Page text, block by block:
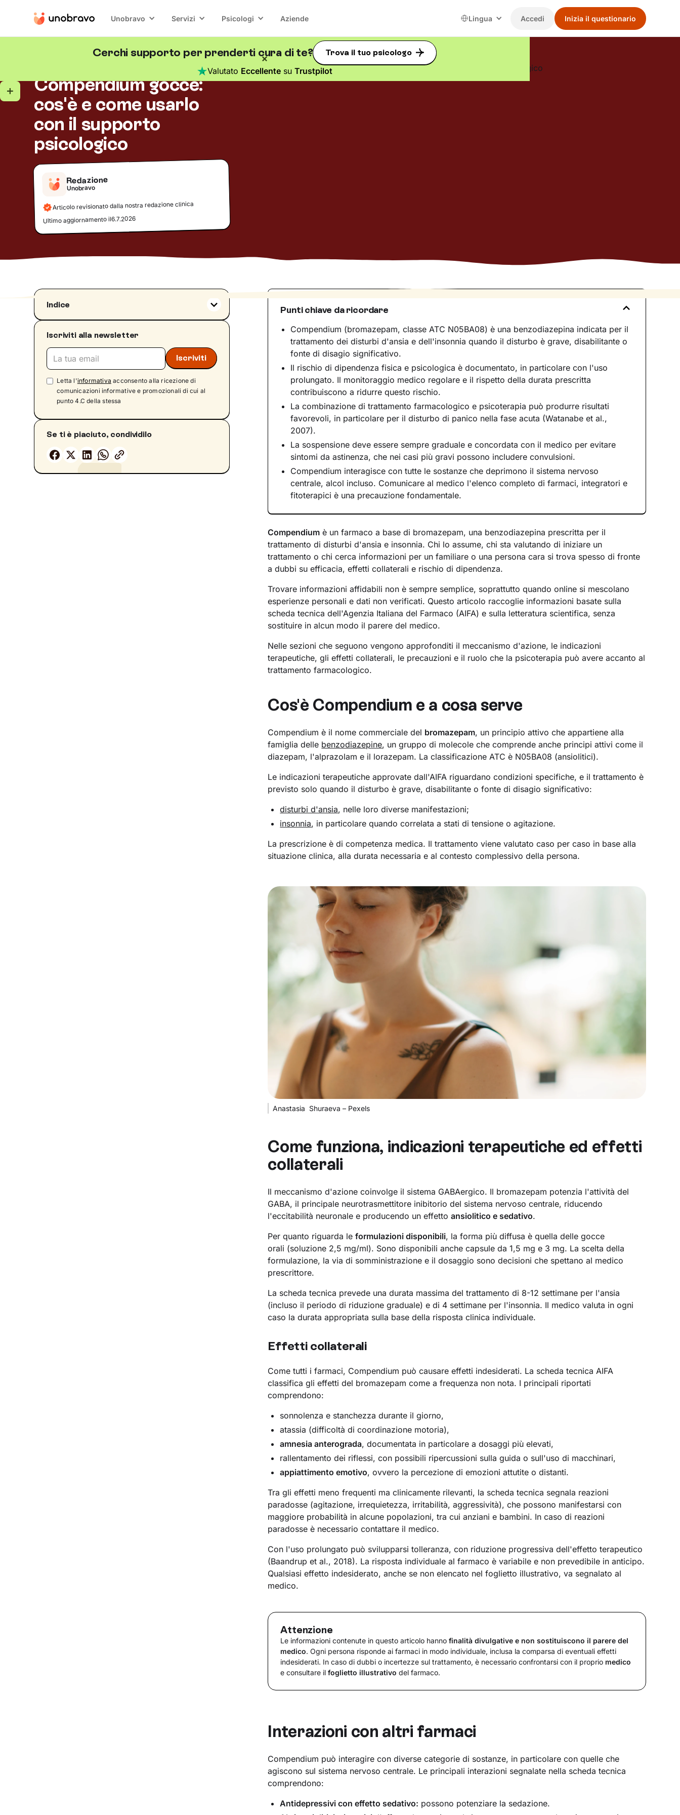
Unobravo Servizi Psicologi Aziende Lingua Accedi Inizia il questionario
Cerchi supporto per prenderti cura di te? Trova il tuo psicologo
Valutato Eccellentesu Trustpilot
Compendium gocce:
cos'è e come usarlo
con il supporto
psicologico
Redazione
Unobravo
Articolo revisionato dalla nostra redazione clinica
Ultimo aggiornamento il6.7.2026
Indice
Cos'è Compendium e a cosa serve
Come funziona, indicazioni terapeutiche ed
effetti collaterali
Effetti collaterali
Avvertenze e precauzioni d'uso
Compendium e psicoterapia: due strumenti
Iscriviti alla newsletter
Letta l'informativa acconsento alla ricezione di
comunicazioni informative e promozionali di cui al
punto 4.C della stessa
Se ti è piaciuto, condividilo
Punti chiave da ricordare
Compendium (bromazepam, classe ATC N05BA08) è una benzodiazepina indicata per il
trattamento dei disturbi d'ansia e dell'insonnia quando il disturbo è grave, disabilitante o
fonte di disagio significativo.
Il rischio di dipendenza fisica e psicologica è documentato, in particolare con l'uso
prolungato. Il monitoraggio medico regolare e il rispetto della durata prescritta
contribuiscono a ridurre questo rischio.
La combinazione di trattamento farmacologico e psicoterapia può produrre risultati
favorevoli, in particolare per il disturbo di panico nella fase acuta (Watanabe et al.,
2007).
La sospensione deve essere sempre graduale e concordata con il medico per evitare
sintomi da astinenza, che nei casi più gravi possono includere convulsioni.
Compendium interagisce con tutte le sostanze che deprimono il sistema nervoso
centrale, alcol incluso. Comunicare al medico l'elenco completo di farmaci, integratori e
fitoterapici è una precauzione fondamentale.
Compendium è un farmaco a base di bromazepam, una benzodiazepina prescritta per il
trattamento di disturbi d'ansia e insonnia. Chi lo assume, chi sta valutando di iniziare un
trattamento o chi cerca informazioni per un familiare o una persona cara si trova spesso di fronte
a dubbi su efficacia, effetti collaterali e rischio di dipendenza.
Trovare informazioni affidabili non è sempre semplice, soprattutto quando online si mescolano
esperienze personali e dati non verificati. Questo articolo raccoglie informazioni basate sulla
scheda tecnica dell'Agenzia Italiana del Farmaco (AIFA) e sulla letteratura scientifica, senza
sostituire in alcun modo il parere del medico.
Nelle sezioni che seguono vengono approfonditi il meccanismo d'azione, le indicazioni
terapeutiche, gli effetti collaterali, le precauzioni e il ruolo che la psicoterapia può avere accanto al
trattamento farmacologico.
Cos'è Compendium e a cosa serve
Compendium è il nome commerciale del bromazepam, un principio attivo che appartiene alla
famiglia delle benzodiazepine, un gruppo di molecole che comprende anche principi attivi come il
diazepam, l'alprazolam e il lorazepam. La classificazione ATC è N05BA08 (ansiolitici).
Le indicazioni terapeutiche approvate dall'AIFA riguardano condizioni specifiche, e il trattamento è
previsto solo quando il disturbo è grave, disabilitante o fonte di disagio significativo:
disturbi d'ansia, nelle loro diverse manifestazioni;
insonnia, in particolare quando correlata a stati di tensione o agitazione.
La prescrizione è di competenza medica. Il trattamento viene valutato caso per caso in base alla
situazione clinica, alla durata necessaria e al contesto complessivo della persona.
Anastasia Shuraeva – Pexels
Come funziona, indicazioni terapeutiche ed effetti
collaterali
Il meccanismo d'azione coinvolge il sistema GABAergico. Il bromazepam potenzia l'attività del
GABA, il principale neurotrasmettitore inibitorio del sistema nervoso centrale, riducendo
l'eccitabilità neuronale e producendo un effettoansiolitico e sedativo.
Per quanto riguarda leformulazioni disponibili, la forma più diffusa è quella delle gocce
orali (soluzione 2,5 mg/ml). Sono disponibili anche capsule da 1,5 mg e 3 mg. La scelta della
formulazione, la via di somministrazione e il dosaggio sono decisioni che spettano al medico
prescrittore.
La scheda tecnica prevede una durata massima del trattamento di 8-12 settimane per l'ansia
(incluso il periodo di riduzione graduale) e di 4 settimane per l'insonnia. Il medico valuta in ogni
caso la durata appropriata sulla base della risposta clinica individuale.
Effetti collaterali
Come tutti i farmaci, Compendium può causare effetti indesiderati. La scheda tecnica AIFA
classifica gli effetti del bromazepam come a frequenza non nota. I principali riportati
comprendono:
sonnolenza e stanchezza durante il giorno,
atassia (difficoltà di coordinazione motoria),
amnesia anterograda, documentata in particolare a dosaggi più elevati,
rallentamento dei riflessi, con possibili ripercussioni sulla guida o sull'uso di macchinari,
appiattimento emotivo, ovvero la percezione di emozioni attutite o distanti.
Tra gli effetti meno frequenti ma clinicamente rilevanti, la scheda tecnica segnala reazioni
paradosse (agitazione, irrequietezza, irritabilità, aggressività), che possono manifestarsi con
maggiore probabilità in alcune popolazioni, tra cui anziani e bambini. In caso di reazioni
paradosse è necessario contattare il medico.
Con l'uso prolungato può svilupparsi tolleranza, con riduzione progressiva dell'effetto terapeutico
(Baandrup et al., 2018). La risposta individuale al farmaco è variabile e non prevedibile in anticipo.
Qualsiasi effetto indesiderato, anche se non elencato nel foglietto illustrativo, va segnalato al
medico.
Attenzione
Le informazioni contenute in questo articolo hannofinalità divulgative e non sostituiscono il parere del
medico. Ogni persona risponde ai farmaci in modo individuale, inclusa la comparsa di eventuali effetti
indesiderati. In caso di dubbi o incertezze sul trattamento, è necessario confrontarsi con il proprio medico
e consultare ilfoglietto illustrativo del farmaco.
Interazioni con altri farmaci
Compendium può interagire con diverse categorie di sostanze, in particolare con quelle che
agiscono sul sistema nervoso centrale. Le principali interazioni segnalate nella scheda tecnica
comprendono:
Antidepressivi con effetto sedativo: possono potenziare la sedazione.